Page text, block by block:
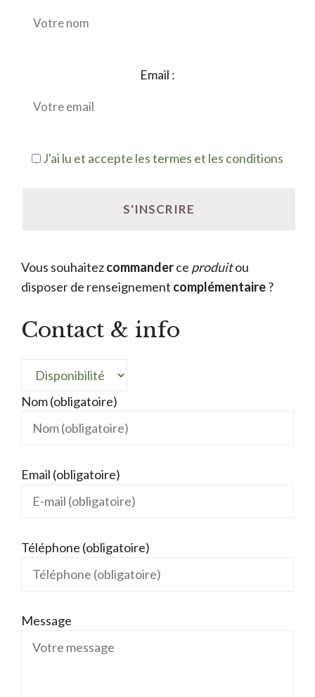
Email :
J'ai lu et accepte les termes et les conditions
Vous souhaitezcommanderce produitou
disposer de renseignement complémentaire?
Contact & info
Nom (obligatoire)
Email (obligatoire)
Téléphone (obligatoire)
Message